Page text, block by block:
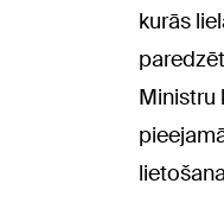
kurās
Ministru